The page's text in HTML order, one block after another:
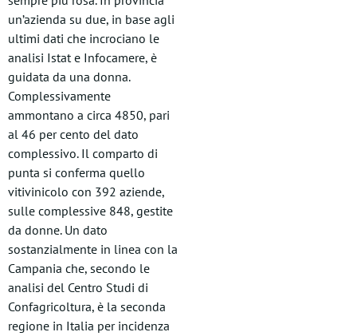
un’azienda su due, in base agli
ultimi dati che incrociano le
analisi Istat e Infocamere, è
guidata da una donna.
Complessivamente
ammontano a circa 4850, pari
al 46 per cento del dato
complessivo. Il comparto di
punta si conferma quello
vitivinicolo con 392 aziende,
sulle complessive 848, gestite
da donne. Un dato
sostanzialmente in linea con la
Campania che, secondo le
analisi del Centro Studi di
Confagricoltura, è la seconda
regione in Italia per incidenza